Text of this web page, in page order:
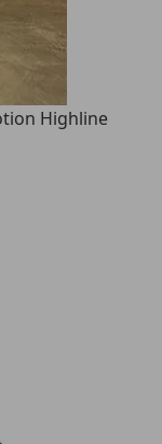
Highline